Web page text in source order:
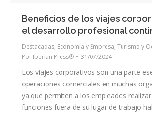
Beneficios de los viajes
el desarrollo profesional
Destacadas, Economía y Empresa, Turismo y
Por Iberian Press® 31/07/2024
Los viajes corporativos son una parte
operaciones comerciales en muchas
ya que permiten a los empleados
funciones fuera de su lugar de trabajo